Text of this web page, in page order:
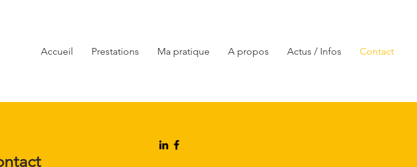
Accueil Prestations Ma pratique A propos Actus / Infos Contact